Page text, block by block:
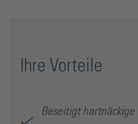
Ihre Vorteile
Beseitigt hartnäckige